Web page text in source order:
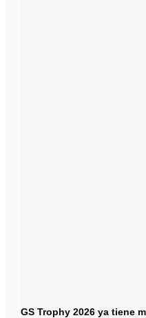
GS Trophy 2026 ya tiene